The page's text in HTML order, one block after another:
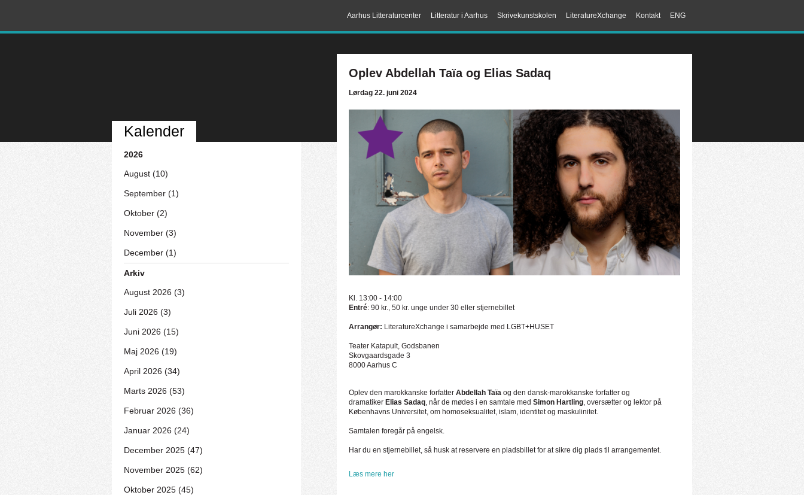
ENG
Kontakt
LiteratureXchange
Skrivekunstskolen
Litteratur i Aarhus
Aarhus Litteraturcenter
Oplev Abdellah Taïa og Elias Sadaq
Lørdag 22. juni 2024
Kl. 13:00 - 14:00
Entré: 90 kr., 50 kr. unge under 30 eller stjernebillet
Arrangør: LiteratureXchange i samarbejde med LGBT+HUSET
Teater Katapult, Godsbanen
Skovgaardsgade 3
8000 Aarhus C
Oplev den marokkanske forfatter Abdellah Taïa og den dansk-marokkanske forfatter og
dramatiker Elias Sadaq, når de mødes i en samtale med Simon Hartling, oversætter og lektor på
Københavns Universitet, om homoseksualitet, islam, identitet og maskulinitet.
Samtalen foregår på engelsk.
Har du en stjernebillet, så husk at reservere en pladsbillet for at sikre dig plads til arrangementet.
Læs mere her
Kalender
2026
August (10)
September (1)
Oktober (2)
November (3)
December (1)
Arkiv
August 2026 (3)
Juli 2026 (3)
Juni 2026 (15)
Maj 2026 (19)
April 2026 (34)
Marts 2026 (53)
Februar 2026 (36)
Januar 2026 (24)
December 2025 (47)
November 2025 (62)
Oktober 2025 (45)